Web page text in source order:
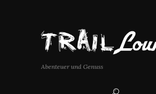
Abenteuer und Genuss